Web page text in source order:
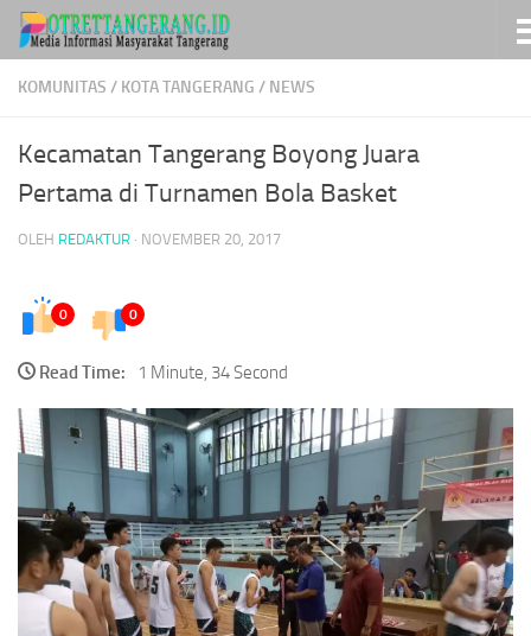
Skip to content
KOMUNITAS / KOTA TANGERANG / NEWS
Kecamatan Tangerang Boyong Juara
Pertama di Turnamen Bola Basket
OLEH REDAKTUR · NOVEMBER 20, 2017
0 0
Read Time: 1 Minute, 34 Second